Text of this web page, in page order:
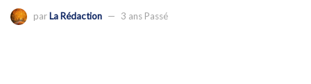
parLa Rédaction 3 ans Passé